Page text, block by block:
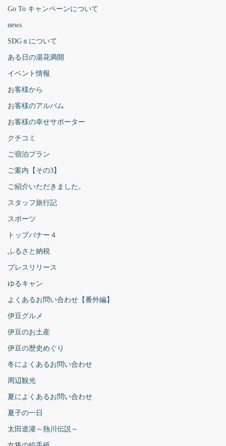
Go To キャンペーンについて
news
SDGｓについて
ある日の湯花満開
イベント情報
お客様から
お客様のアルバム
お客様の幸せサポーター
クチコミ
ご宿泊プラン
ご案内【その3】
ご紹介いただきました。
スタッフ旅行記
スポーツ
トップバナー４
ふるさと納税
プレスリリース
ゆるキャン
よくあるお問い合わせ【番外編】
伊豆グルメ
伊豆のお土産
伊豆の歴史めぐり
冬によくあるお問い合わせ
周辺観光
夏によくあるお問い合わせ
夏子の一日
太田道灌～熱川伝説～